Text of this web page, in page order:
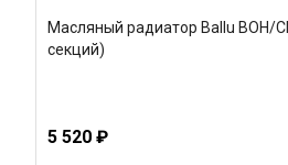
Масляный радиатор Ballu BOH/
секций)
5 520 ₽